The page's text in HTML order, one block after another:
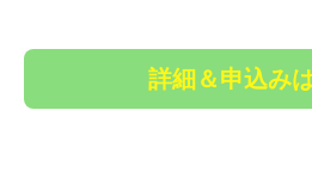
詳細＆申込み